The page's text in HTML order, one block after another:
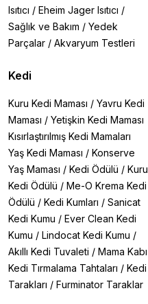
Isıtıcı / Eheim Jager Isıtıcı /
Sağlık ve Bakım / Yedek
Parçalar / Akvaryum Testleri
Kedi
Kuru Kedi Maması / Yavru Kedi
Maması / Yetişkin Kedi Maması
Kısırlaştırılmış Kedi Mamaları
Yaş Kedi Maması / Konserve
Yaş Maması / Kedi Ödülü / Kuru
Kedi Ödülü / Me-O Krema Kedi
Ödülü / Kedi Kumları / Sanicat
Kedi Kumu / Ever Clean Kedi
Kumu / Lindocat Kedi Kumu /
Akıllı Kedi Tuvaleti / Mama Kabı
Kedi Tırmalama Tahtaları / Kedi
Tarakları / Furminator Taraklar